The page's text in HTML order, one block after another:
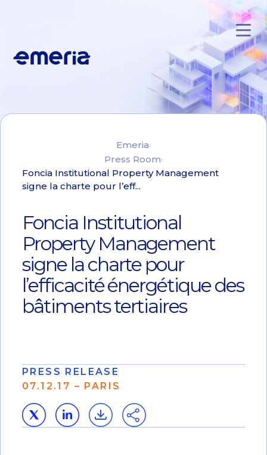
Emeria
Emeria
Press Room
Foncia Institutional Property Management
signe la charte pour l’eff...
Foncia Institutional
Property Management
signe la charte pour
l’efficacité énergétique des
bâtiments tertiaires
PRESS RELEASE
07.12.17 – PARIS